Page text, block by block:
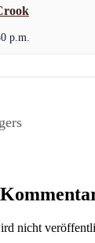
p.m.
nicht